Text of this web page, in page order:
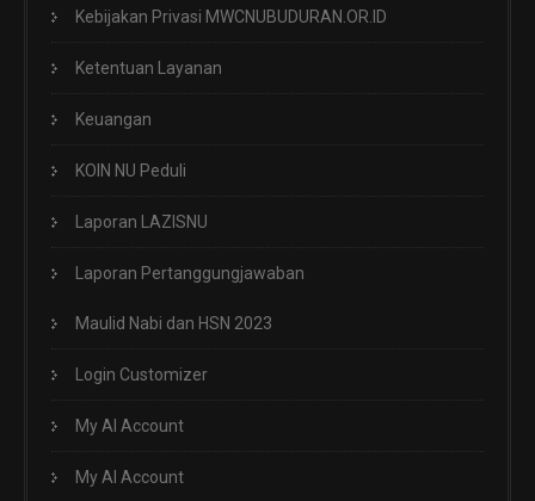
Kebijakan Privasi MWCNUBUDURAN.OR.ID
Ketentuan Layanan
Keuangan
KOIN NU Peduli
Laporan LAZISNU
Laporan Pertanggungjawaban
Maulid Nabi dan HSN 2023
Login Customizer
My AI Account
My AI Account